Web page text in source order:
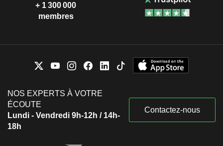
+ 1 300 000
membres
NOS EXPERTS À VOTRE
ÉCOUTE
Lundi - Vendredi 9h-12h / 14h-
18h
Contactez-nous